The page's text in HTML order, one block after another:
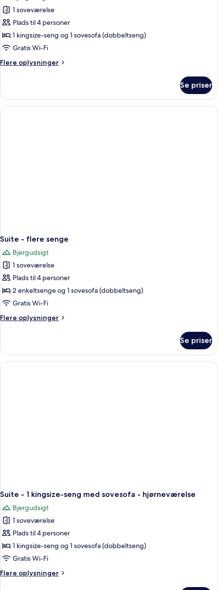
1 soveværelse
Plads til 4 personer
1 kingsize-seng og 1 sovesofa (dobbeltseng)
Gratis Wi-Fi
Flere oplysninger
Flere
-
kingsize-
Se priser
Suite - flere senge
Bjergudsigt
1 soveværelse
Plads til 4 personer
2 enkeltsenge og 1 sovesofa (dobbeltseng)
Gratis Wi-Fi
Flere oplysninger
Flere
-
flere
senge
Se priser
Suite - 1 kingsize-seng med sovesofa - hjørneværelse
Bjergudsigt
1 soveværelse
Plads til 4 personer
1 kingsize-seng og 1 sovesofa (dobbeltseng)
Gratis Wi-Fi
Flere oplysninger
Flere